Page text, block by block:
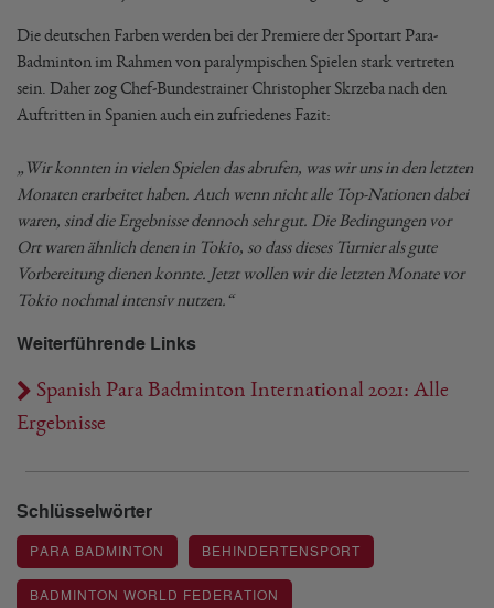
Die deutschen Farben werden bei der Premiere der Sportart Para-
Badminton im Rahmen von paralympischen Spielen stark vertreten
sein. Daher zog Chef-Bundestrainer Christopher Skrzeba nach den
Auftritten in Spanien auch ein zufriedenes Fazit:
„Wir konnten in vielen Spielen das abrufen, was wir uns in den letzten
Monaten erarbeitet haben. Auch wenn nicht alle Top-Nationen dabei
waren, sind die Ergebnisse dennoch sehr gut. Die Bedingungen vor
Ort waren ähnlich denen in Tokio, so dass dieses Turnier als gute
Vorbereitung dienen konnte. Jetzt wollen wir die letzten Monate vor
Tokio nochmal intensiv nutzen.“
Weiterführende Links
Spanish Para Badminton International 2021: Alle
Ergebnisse
Schlüsselwörter
PARA BADMINTON BEHINDERTENSPORT
BADMINTON WORLD FEDERATION